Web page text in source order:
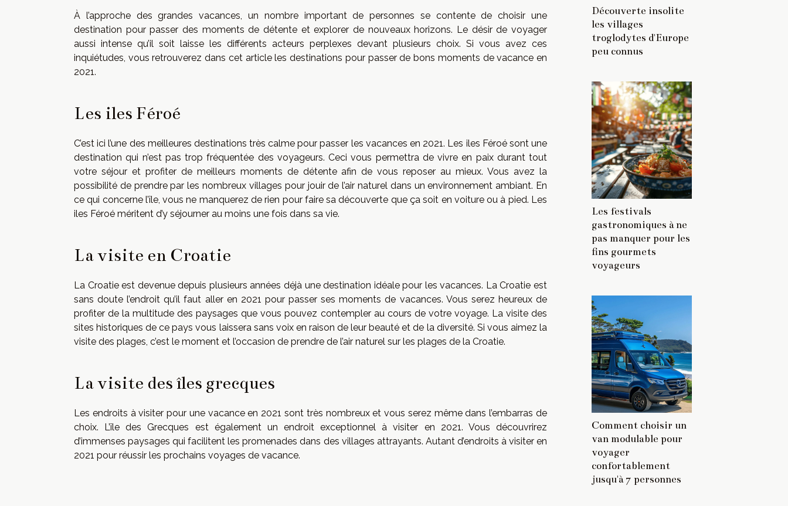
À l’approche des grandes vacances, un nombre important de personnes se contente de choisir une
destination pour passer des moments de détente et explorer de nouveaux horizons. Le désir de voyager
aussi intense qu’il soit laisse les différents acteurs perplexes devant plusieurs choix. Si vous avez ces
inquiétudes, vous retrouverez dans cet article les destinations pour passer de bons moments de vacance en
2021.
Les iles Féroé
C’est ici l’une des meilleures destinations très calme pour passer les vacances en 2021. Les iles Féroé sont une
destination qui n’est pas trop fréquentée des voyageurs. Ceci vous permettra de vivre en paix durant tout
votre séjour et profiter de meilleurs moments de détente afin de vous reposer au mieux. Vous avez la
possibilité de prendre par les nombreux villages pour jouir de l’air naturel dans un environnement ambiant. En
ce qui concerne l’île, vous ne manquerez de rien pour faire sa découverte que ça soit en voiture ou à pied. Les
iles Féroé méritent d’y séjourner au moins une fois dans sa vie.
La visite en Croatie
La Croatie est devenue depuis plusieurs années déjà une destination idéale pour les vacances. La Croatie est
sans doute l’endroit qu’il faut aller en 2021 pour passer ses moments de vacances. Vous serez heureux de
profiter de la multitude des paysages que vous pouvez contempler au cours de votre voyage. La visite des
sites historiques de ce pays vous laissera sans voix en raison de leur beauté et de la diversité. Si vous aimez la
visite des plages, c’est le moment et l’occasion de prendre de l’air naturel sur les plages de la Croatie.
La visite des îles grecques
Les endroits à visiter pour une vacance en 2021 sont très nombreux et vous serez même dans l’embarras de
choix. L’île des Grecques est également un endroit exceptionnel à visiter en 2021. Vous découvrirez
d’immenses paysages qui facilitent les promenades dans des villages attrayants. Autant d’endroits à visiter en
2021 pour réussir les prochains voyages de vacance.
Découverte insolite
les villages
troglodytes d'Europe
peu connus
Les festivals
gastronomiques à ne
pas manquer pour les
fins gourmets
voyageurs
Comment choisir un
van modulable pour
voyager
confortablement
jusqu'à 7 personnes